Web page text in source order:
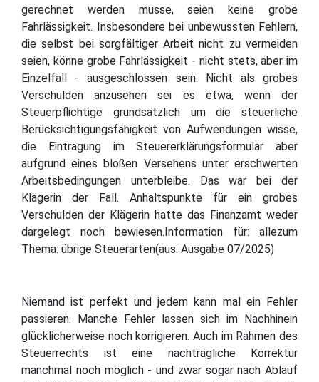
gerechnet werden müsse, seien keine grobe
Fahrlässigkeit. Insbesondere bei unbewussten Fehlern,
die selbst bei sorgfältiger Arbeit nicht zu vermeiden
seien, könne grobe Fahrlässigkeit - nicht stets, aber im
Einzelfall - ausgeschlossen sein. Nicht als grobes
Verschulden anzusehen sei es etwa, wenn der
Steuerpflichtige grundsätzlich um die steuerliche
Berücksichtigungsfähigkeit von Aufwendungen wisse,
die Eintragung im Steuererklärungsformular aber
aufgrund eines bloßen Versehens unter erschwerten
Arbeitsbedingungen unterbleibe. Das war bei der
Klägerin der Fall. Anhaltspunkte für ein grobes
Verschulden der Klägerin hatte das Finanzamt weder
dargelegt noch bewiesen.Information für: allezum
Thema: übrige Steuerarten(aus: Ausgabe 07/2025)
Niemand ist perfekt und jedem kann mal ein Fehler
passieren. Manche Fehler lassen sich im Nachhinein
glücklicherweise noch korrigieren. Auch im Rahmen des
Steuerrechts ist eine nachträgliche Korrektur
manchmal noch möglich - und zwar sogar nach Ablauf